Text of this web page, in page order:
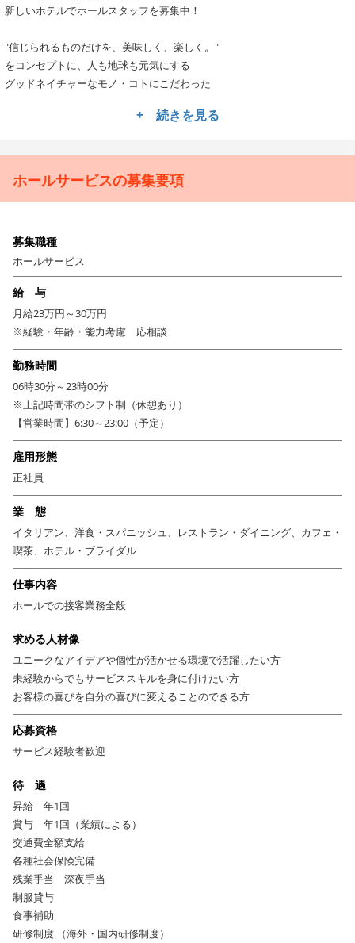
新しいホテルでホールスタッフを募集中！
"信じられるものだけを、美味しく、楽しく。"
をコンセプトに、人も地球も元気にする
グッドネイチャーなモノ・コトにこだわった
その館内のレストラン・カフェにて、
お店の運営を支えるスターティングメンバーとして
＊＊貴重な立ち上げの経験を積めます！＊＊
入社後は、キッチンメンバーとのミーティングや
コンセプトに基づいたサービスのオペレーションなどに
準備段階からお店づくりに携われるのは
オープニングメンバーならではの醍醐味！
「どうやったらお客さまに楽しんでいただくか」
を考え、運営に取り組めますよ。
オープン後はお客さまからのオーダーテイク、
ホール業務全般をお任せします。
新店舗立ち上げプロジェクトへの参画などへの
チャンスもあり、キャリアパスは無限大！
そんな好奇心があれば楽しめる環境です！
＊＊年間休日120日！クリエイティブなアイデアを刺激す
る”遊び”を大事にする社風＊＊
運営を行うのは、ファッション・音楽・建築・デザイン・アート・食をコ
ンテンツに、
新たな「遊び場」を創造することを目指す
『トランジットジェネラルオフィス』です。
東京・大阪など全国に多彩な飲食ブランドを展開。
「bills」「IZAMA」といった
メディアで話題の人気店を中心に
年間15店舗の驚異的な出店スピードで成長を遂げています。
ユニークなテイストの店舗展開が得意な同社では
「遊びの中から生まれるアイデア」を大切にしています。
だからこそ月9〜10日としっかり休みを取れる体制を作り、
スタッフにゆとりある時間を過ごしてもらっています！
+ 続きを見る
ホールサービスの募集要項
募集職種
ホールサービス
給 与
月給23万円～30万円
※経験・年齢・能力考慮 応相談
勤務時間
06時30分～23時00分
※上記時間帯のシフト制（休憩あり）
【営業時間】6:30～23:00（予定）
雇用形態
正社員
業 態
イタリアン、洋食・スパニッシュ、レストラン・ダイニング、カフェ・
喫茶、ホテル・ブライダル
仕事内容
ホールでの接客業務全般
求める人材像
ユニークなアイデアや個性が活かせる環境で活躍したい方
未経験からでもサービススキルを身に付けたい方
お客様の喜びを自分の喜びに変えることのできる方
応募資格
サービス経験者歓迎
待 遇
昇給 年1回
賞与 年1回（業績による）
交通費全額支給
各種社会保険完備
残業手当 深夜手当
制服貸与
食事補助
研修制度 （海外・国内研修制度）